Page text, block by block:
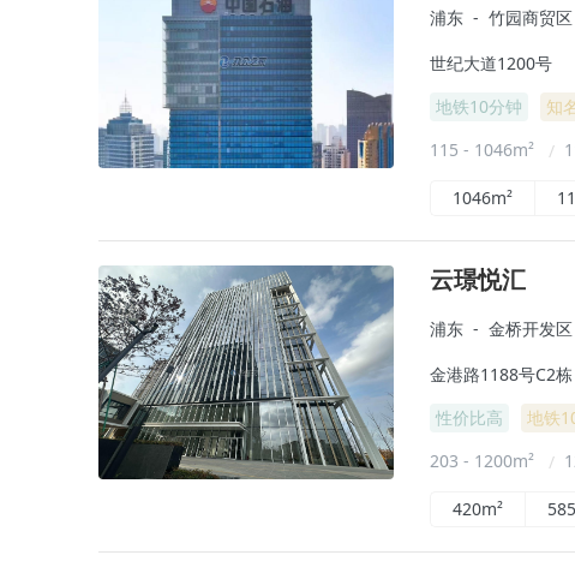
浦东 - 竹园商贸区
世纪大道1200号
地铁10分钟
知
115 - 1046m²
/
1046m²
云璟悦汇
浦东 - 金桥开发区
金港路1188号C2栋
性价比高
地铁
203 - 1200m²
/
420m²